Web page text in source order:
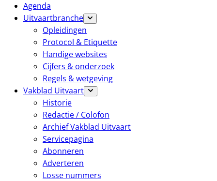
Agenda
Uitvaartbranche
Opleidingen
Protocol & Etiquette
Handige websites
Cijfers & onderzoek
Regels & wetgeving
Vakblad Uitvaart
Historie
Redactie / Colofon
Archief Vakblad Uitvaart
Servicepagina
Abonneren
Adverteren
Losse nummers